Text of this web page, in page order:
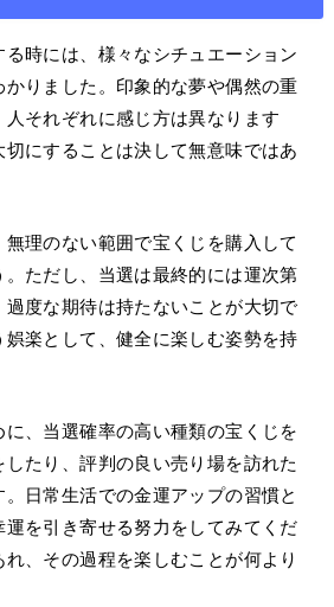
時には、様々なシチュエーション
りました。印象的な夢や偶然の重
それぞれに感じ方は異なります
にすることは決して無意味ではあ
理のない範囲で宝くじを購入して
ただし、当選は最終的には運次第
度な期待は持たないことが大切で
楽として、健全に楽しむ姿勢を持
、当選確率の高い種類の宝くじを
たり、評判の良い売り場を訪れた
日常生活での金運アップの習慣と
を引き寄せる努力をしてみてくだ
、その過程を楽しむことが何より